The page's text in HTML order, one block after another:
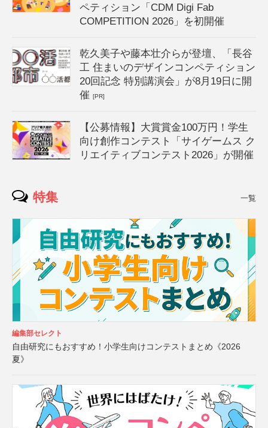
ペティション「CDM Digi Fab
COMPETITION 2026」を初開催
乾久美子や藤本壮介らが登壇、「長谷
工 住まいのデザインコンペティション
20回記念 特別講演会」が8月19日に開
催[PR]
【公募情報】大賞賞金100万円！学生
向け創作コンテスト「サイゲームス ク
リエイティブコンテスト2026」が開催
特集 一覧
編集部セレクト
自由研究にもおすすめ！小学生向けコンテストまとめ《2026
夏》